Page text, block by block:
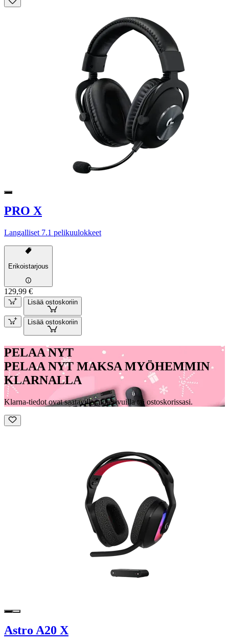
PRO X
Langalliset 7.1 pelikuulokkeet
Erikoistarjous
129,99 €
Lisää ostoskoriin
Lisää ostoskoriin
PELAA NYT
PELAA NYT MAKSA MYÖHEMMIN
KLARNALLA
Klarna-tiedot ovat saatavilla tuotesivuilla tai ostoskorissasi.
Astro A20 X